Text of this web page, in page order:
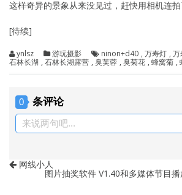
这样奇异的景象从来没见过，赶快用相机连拍
[待续]
ynlsz 游玩摄影 ninon+d40 , 万寿灯 , 万
石林长湖 , 石林长湖露营 , 臭芙蓉 , 臭菊花 , 蜂窝菊 ,
0 条评论
来说两句吧...
网线小人
图片抽奖软件 V1.40和多媒体节目